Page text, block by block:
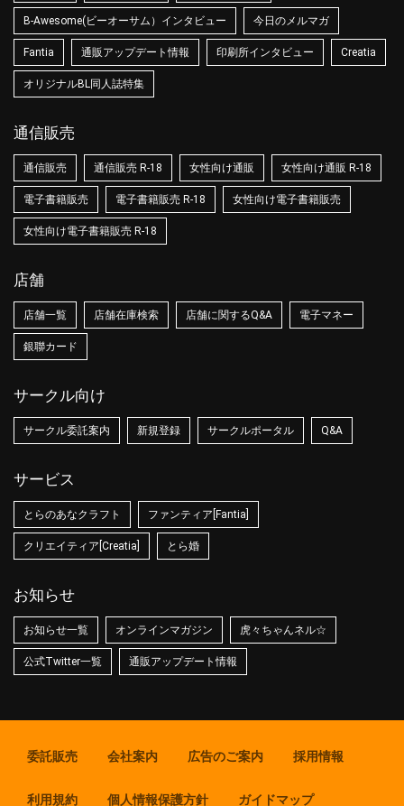
B-Awesome(ビーオーサム）インタビュー 今日のメルマガ
Fantia 通販アップデート情報 印刷所インタビュー Creatia
オリジナルBL同人誌特集
通信販売
通信販売 通信販売 R-18 女性向け通販 女性向け通販 R-18
電子書籍販売 電子書籍販売 R-18 女性向け電子書籍販売
女性向け電子書籍販売 R-18
店舗
店舗一覧 店舗在庫検索 店舗に関するQ&A 電子マネー
銀聯カード
サークル向け
サークル委託案内 新規登録 サークルポータル Q&A
サービス
とらのあなクラフト ファンティア[Fantia]
クリエイティア[Creatia] とら婚
お知らせ
お知らせ一覧 オンラインマガジン 虎々ちゃんネル☆
公式Twitter一覧 通販アップデート情報
委託販売 会社案内 広告のご案内 採用情報
利用規約 個人情報保護方針 ガイドマップ